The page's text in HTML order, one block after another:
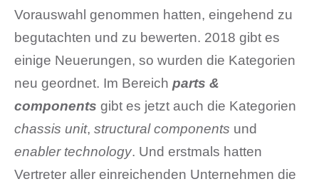
Vorauswahl genommen hatten, eingehend zu
begutachten und zu bewerten. 2018 gibt es
einige Neuerungen, so wurden die Kategorien
neu geordnet. Im Bereich parts &
components gibt es jetzt auch die Kategorien
chassis unit, structural components und
enabler technology. Und erstmals hatten
Vertreter aller einreichenden Unternehmen die